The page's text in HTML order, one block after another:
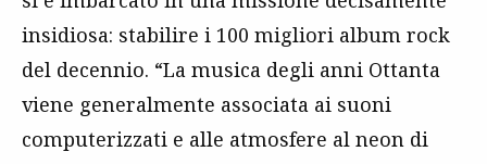
insidiosa: stabilire i 100 migliori album rock
del decennio. “La musica degli anni Ottanta
viene generalmente associata ai suoni
computerizzati e alle atmosfere al neon di